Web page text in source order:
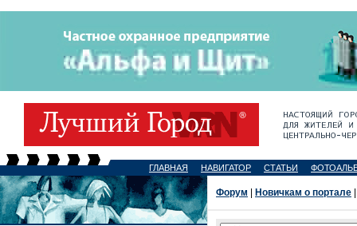
ГЛАВНАЯ НАВИГАТОР СТАТЬИ
Форум Новичкам о портале